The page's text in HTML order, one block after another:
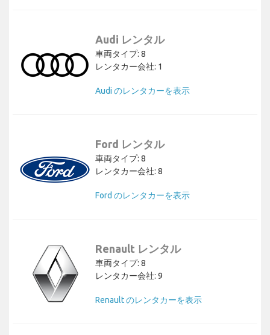
Audi レンタル
車両タイプ: 8
レンタカー会社: 1
Audi のレンタカーを表示
Ford レンタル
車両タイプ: 8
レンタカー会社: 8
Ford のレンタカーを表示
Renault レンタル
車両タイプ: 8
レンタカー会社: 9
Renault のレンタカーを表示